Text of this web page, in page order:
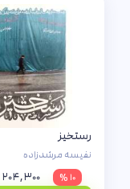
رستخیز
نفیسه مرشدزاده
۱۰ %
۲۰۴,۳۰۰